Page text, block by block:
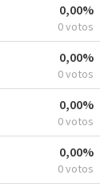
0,00%
0 votos
0,00%
0 votos
0,00%
0 votos
0,00%
0 votos